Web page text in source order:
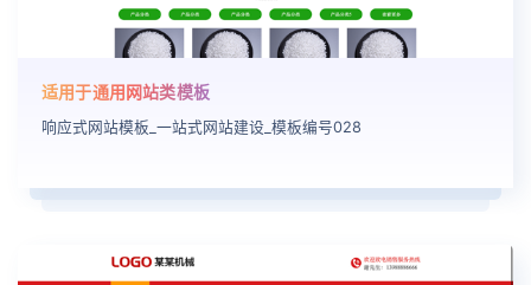
适用于通用网站类模板
响应式网站模板_一站式网站建设_模板编号028